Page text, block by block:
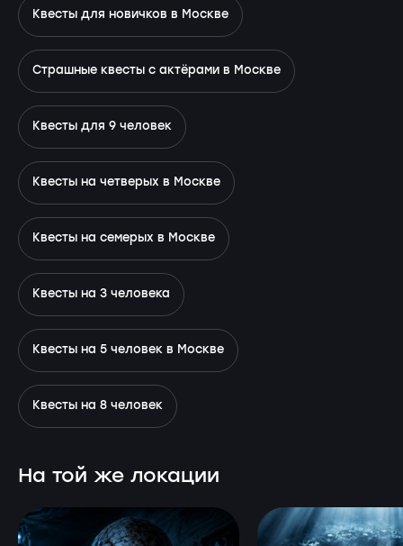
Квесты для новичков в Москве
Страшные квесты с актёрами в Москве
Квесты для 9 человек
Квесты на четверых в Москве
Квесты на семерых в Москве
Квесты на 3 человека
Квесты на 5 человек в Москве
Квесты на 8 человек
На той же локации